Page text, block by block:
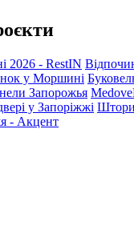
2026 - RestIN
у Моршині
Запорожья
у Запоріжжі Штори